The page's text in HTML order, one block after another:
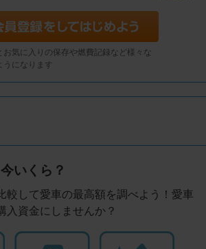
お気に入りの保存や燃費記録など様々な
うになります
いくら？
較して愛車の最高額を調べよう！愛車
入資金にしませんか？